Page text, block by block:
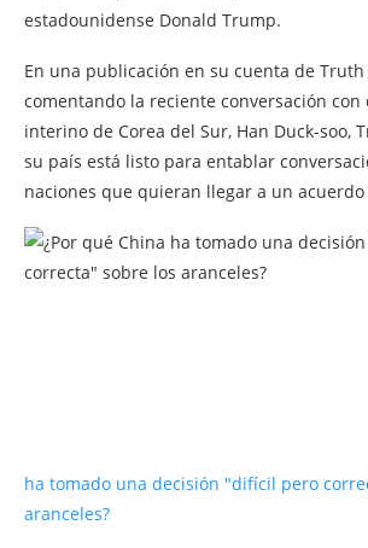
estadounidense Donald Trump.
En una publicación en su cuenta de Truth
comentando la reciente conversación
interino de Corea del Sur, Han Duck-soo,
su país está listo para entablar
naciones que quieran llegar a un acuerdo
ha tomado una decisión "difícil pero
aranceles?